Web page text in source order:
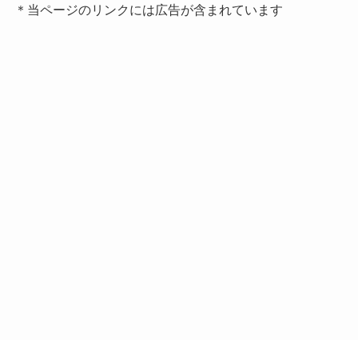
＊当ページのリンクには広告が含まれています